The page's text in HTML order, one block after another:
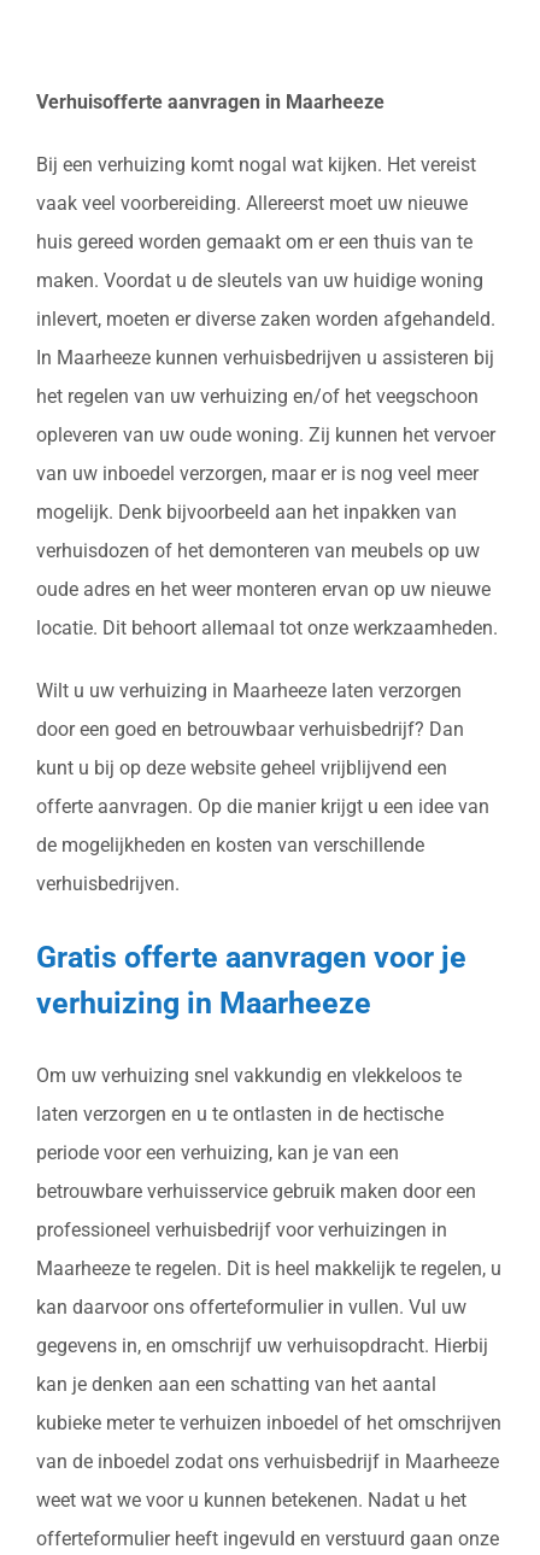
Verhuisofferte aanvragen in Maarheeze
Bij een verhuizing komt nogal wat kijken. Het vereist
vaak veel voorbereiding. Allereerst moet uw nieuwe
huis gereed worden gemaakt om er een thuis van te
maken. Voordat u de sleutels van uw huidige woning
inlevert, moeten er diverse zaken worden afgehandeld.
In Maarheeze kunnen verhuisbedrijven u assisteren bij
het regelen van uw verhuizing en/of het veegschoon
opleveren van uw oude woning. Zij kunnen het vervoer
van uw inboedel verzorgen, maar er is nog veel meer
mogelijk. Denk bijvoorbeeld aan het inpakken van
verhuisdozen of het demonteren van meubels op uw
oude adres en het weer monteren ervan op uw nieuwe
locatie. Dit behoort allemaal tot onze werkzaamheden.
Wilt u uw verhuizing in Maarheeze laten verzorgen
door een goed en betrouwbaar verhuisbedrijf? Dan
kunt u bij op deze website geheel vrijblijvend een
offerte aanvragen. Op die manier krijgt u een idee van
de mogelijkheden en kosten van verschillende
verhuisbedrijven.
Gratis offerte aanvragen voor je
verhuizing in Maarheeze
Om uw verhuizing snel vakkundig en vlekkeloos te
laten verzorgen en u te ontlasten in de hectische
periode voor een verhuizing, kan je van een
betrouwbare verhuisservice gebruik maken door een
professioneel verhuisbedrijf voor verhuizingen in
Maarheeze te regelen. Dit is heel makkelijk te regelen, u
kan daarvoor ons offerteformulier in vullen. Vul uw
gegevens in, en omschrijf uw verhuisopdracht. Hierbij
kan je denken aan een schatting van het aantal
kubieke meter te verhuizen inboedel of het omschrijven
van de inboedel zodat ons verhuisbedrijf in Maarheeze
weet wat we voor u kunnen betekenen. Nadat u het
offerteformulier heeft ingevuld en verstuurd gaan onze